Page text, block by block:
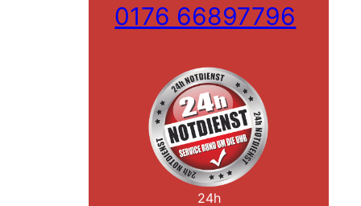
0176 66897796
24h